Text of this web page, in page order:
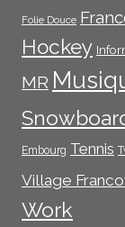
Folie Douce
Hockey
MR
Embourg Tennis
Village
Work